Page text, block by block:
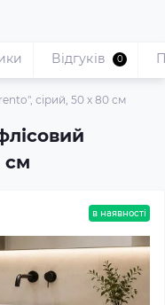
сірий, 50 х 80 см
см
Відгуків 0
в наявності